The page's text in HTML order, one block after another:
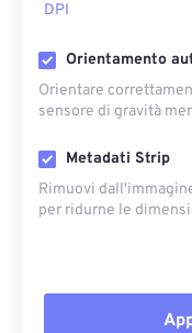
DPI
Orientamento
Orientare
sensore di gravità
Metadati Strip
Rimuovi
per ridurne le